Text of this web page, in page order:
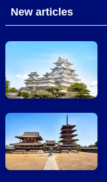
New articles